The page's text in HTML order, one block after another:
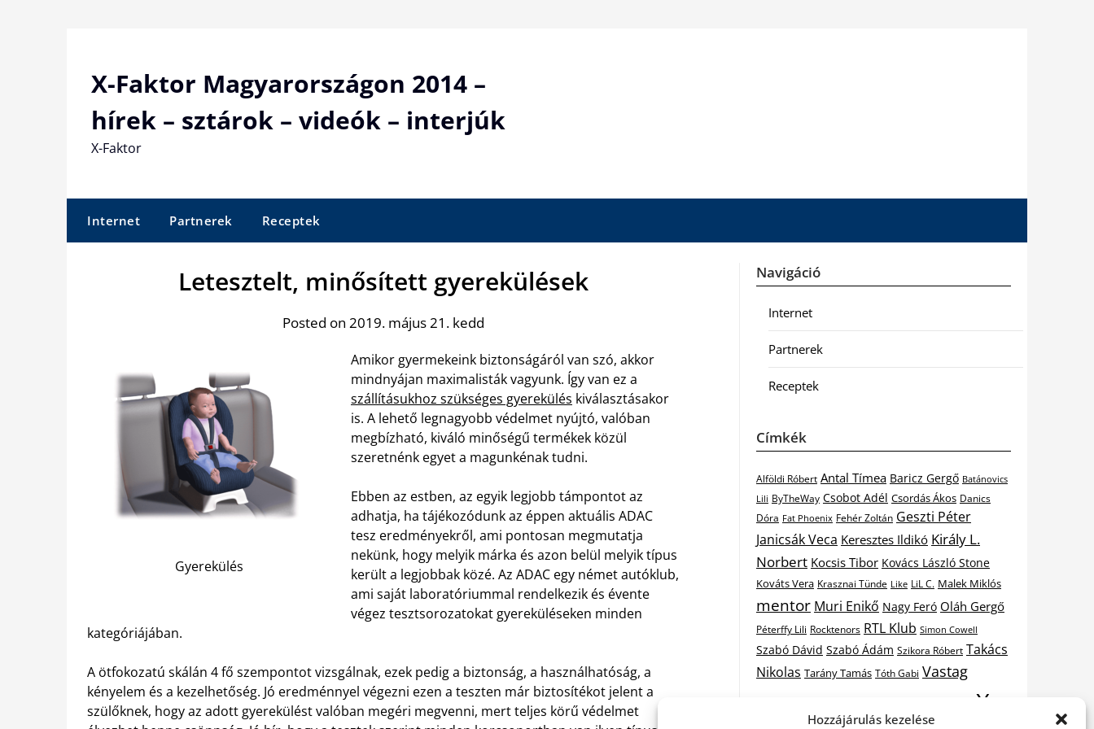
Hozzájárulás kezelése
X-Faktor Magyarországon 2014 –
hírek – sztárok – videók – interjúk
X-Faktor
Internet Partnerek Receptek
Letesztelt, minősített gyerekülések
Posted on 2019. május 21. kedd
Gyerekülés
Amikor gyermekeink biztonságáról van szó, akkor
mindnyájan maximalisták vagyunk. Így van ez a
szállításukhoz szükséges gyerekülés kiválasztásakor
is. A lehető legnagyobb védelmet nyújtó, valóban
megbízható, kiváló minőségű termékek közül
szeretnénk egyet a magunkénak tudni.
Ebben az estben, az egyik legjobb támpontot az
adhatja, ha tájékozódunk az éppen aktuális ADAC
tesz eredményekről, ami pontosan megmutatja
nekünk, hogy melyik márka és azon belül melyik típus
került a legjobbak közé. Az ADAC egy német autóklub,
ami saját laboratóriummal rendelkezik és évente
végez tesztsorozatokat gyereküléseken minden
kategóriájában.
A ötfokozatú skálán 4 fő szempontot vizsgálnak, ezek pedig a biztonság, a használhatóság, a
kényelem és a kezelhetőség. Jó eredménnyel végezni ezen a teszten már biztosítékot jelent a
szülőknek, hogy az adott gyerekülést valóban megéri megvenni, mert teljes körű védelmet
Navigáció
Internet
Partnerek
Receptek
Címkék
Alföldi Róbert Antal Tímea Baricz Gergő Batánovics
Lili ByTheWay Csobot Adél Csordás Ákos Danics
Dóra Fat Phoenix Fehér Zoltán Geszti Péter
Janicsák Veca Keresztes Ildikó Király L.
Norbert Kocsis Tibor Kovács László Stone
Kováts Vera Krasznai Tünde Like LiL C. Malek Miklós
mentor Muri Enikő Nagy Feró Oláh Gergő
Péterffy Lili Rocktenors RTL Klub Simon Cowell
Szabó Dávid Szabó Ádám Szikora Róbert Takács
Nikolas Tarány Tamás Tóth Gabi Vastag
X-